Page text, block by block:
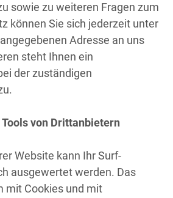
sowie zu weiteren Fragen zum
können Sie sich jederzeit unter
Adresse an uns
steht Ihnen ein
der zuständigen
von Drittanbietern
Website kann Ihr Surf-
ausgewertet werden. Das
mit Cookies und mit